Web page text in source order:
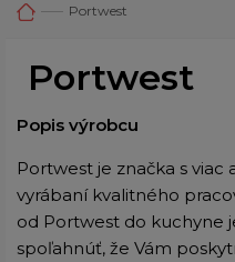
Portwest
Portwest
Popis výrobcu
Portwest je značka s viac
vyrábaní kvalitného
od Portwest do kuchyne
spoľahnúť, že Vám